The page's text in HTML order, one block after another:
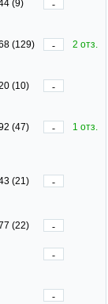
(9)
-
(129) -
2 отз.
(10)
-
(47) -
1 отз.
(21)
-
(22)
-
-
-